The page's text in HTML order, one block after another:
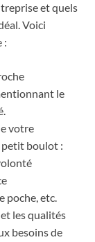
et quels
Voici
:
le
votre
petit boulot :
poche, etc.
les qualités
besoins de